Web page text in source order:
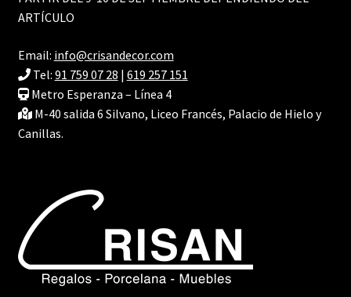
ARTÍCULO
Email: info@crisandecor.com
Tel: 91 759 07 28 | 619 257 151
Metro Esperanza – Línea 4
M-40 salida 6 Silvano, Liceo Francés, Palacio de Hielo y
Canillas.